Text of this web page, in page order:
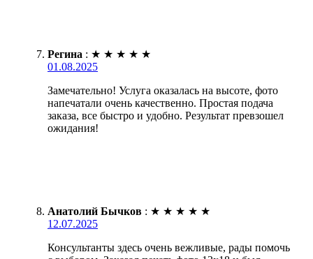
Регина : ★ ★ ★ ★ ★
01.08.2025
Замечательно! Услуга оказалась на высоте, фото
напечатали очень качественно. Простая подача
заказа, все быстро и удобно. Результат превзошел
ожидания!
Анатолий Бычков : ★ ★ ★ ★ ★
12.07.2025
Консультанты здесь очень вежливые, рады помочь